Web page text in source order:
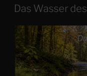
AM
Das Wasser